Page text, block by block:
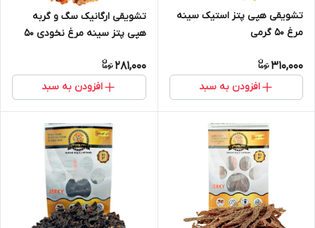
تشویقی هپی پتز استیک سینه
مرغ ۵۰ گرمی
310,000
افزودن به سبد
تشویقی ارگانیک سگ و گربه
هپی پتز سینه مرغ نخودی ۵۰
281,000
افزودن به سبد